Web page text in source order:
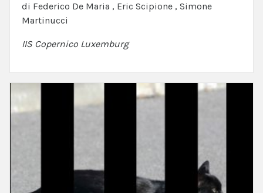
di Federico De Maria , Eric Scipione , Simone
Martinucci
IIS Copernico Luxemburg